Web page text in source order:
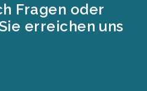
Fragen oder
erreichen uns